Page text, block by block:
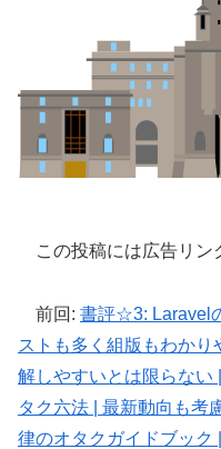
この投稿には広告リン
前回: 書評☆3: Laravel
ストも多く組版もわか
解しやすいとは限らない
タク六法 | 最新動向も考
律のオタクガイドブック